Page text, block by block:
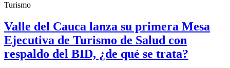
Turismo
Valle del Cauca lanza su primera Mesa
Ejecutiva de Turismo de Salud con
respaldo del BID, ¿de qué se trata?